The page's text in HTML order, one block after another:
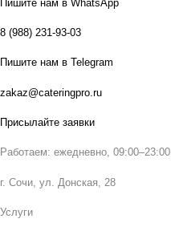
Пишите нам в WhatsApp
8 (988) 231-93-03
Пишите нам в Telegram
zakaz@cateringpro.ru
Присылайте заявки
Работаем: ежедневно, 09:00–23:00
г. Сочи, ул. Донская, 28
Услуги